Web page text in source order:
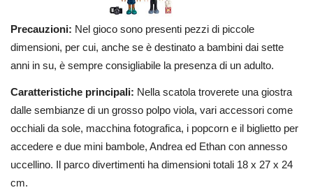
Precauzioni: Nel gioco sono presenti pezzi di piccole
dimensioni, per cui, anche se è destinato a bambini dai sette
anni in su, è sempre consigliabile la presenza di un adulto.
Caratteristiche principali: Nella scatola troverete una giostra
dalle sembianze di un grosso polpo viola, vari accessori come
occhiali da sole, macchina fotografica, i popcorn e il biglietto per
accedere e due mini bambole, Andrea ed Ethan con annesso
uccellino. Il parco divertimenti ha dimensioni totali 18 x 27 x 24
cm.